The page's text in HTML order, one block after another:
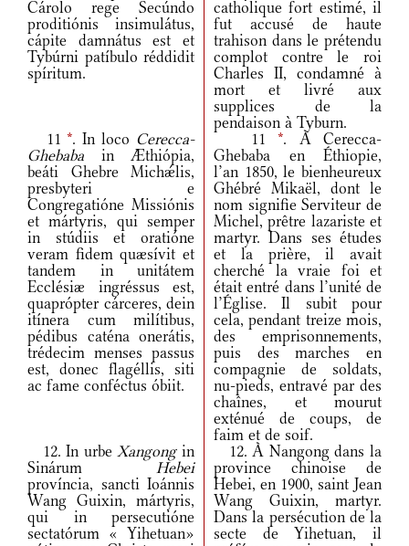
Cárolo rege Secúndo
proditiónis insimulátus,
cápite damnátus est et
Tybúrni patíbulo réddidit
spíritum.
catholique fort estimé, il
fut accusé de haute
trahison dans le prétendu
complot contre le roi
Charles II, condamné à
mort et livré aux
supplices de la
pendaison à Tyburn.
11*. In loco Cerecca-
Ghebaba in Æthiópia,
beáti Ghebre Michǽlis,
presbyteri e
Congregatióne Missiónis
et mártyris, qui semper
in stúdiis et oratióne
veram fidem quæsívit et
tandem in unitátem
Ecclésiæ ingréssus est,
quaprópter cárceres, dein
itínera cum milítibus,
pédibus caténa onerátis,
trédecim menses passus
est, donec flagéllis, siti
ac fame conféctus óbiit.
11 *. À Cerecca-
Ghebaba en Éthiopie,
l’an 1850, le bienheureux
Ghébré Mikaël, dont le
nom signifie Serviteur de
Michel, prêtre lazariste et
martyr. Dans ses études
et la prière, il avait
cherché la vraie foi et
était entré dans l’unité de
l’Église. Il subit pour
cela, pendant treize mois,
des emprisonnements,
puis des marches en
compagnie de soldats,
nu-pieds, entravé par des
chaînes, et mourut
exténué de coups, de
faim et de soif.
12. In urbeXangongin
Sinárum Hebei
província, sancti Ioánnis
Wang Guixin, mártyris,
qui in persecutióne
sectatórum « Yihetuan»
12. À Nangong dans la
province chinoise de
Hebei, en 1900, saint Jean
Wang Guixin, martyr.
Dans la persécution de la
secte de Yihetuan, il